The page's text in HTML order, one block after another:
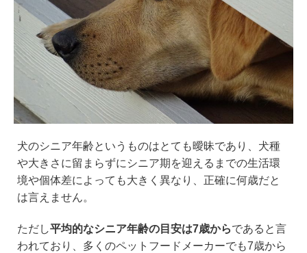
犬のシニア年齢というものはとても曖昧であり、犬種
や大きさに留まらずにシニア期を迎えるまでの生活環
境や個体差によっても大きく異なり、正確に何歳だと
は言えません。
ただし平均的なシニア年齢の目安は7歳からであると言
われており、多くのペットフードメーカーでも7歳から